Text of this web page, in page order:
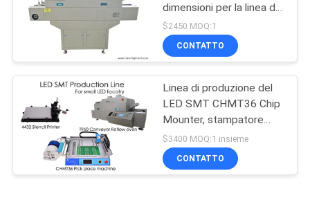
dimensioni per la linea di
produzione SMT BGA
$2450 MOQ:1
CONTATTO
Linea di produzione del
LED SMT CHMT36 Chip
Mounter, stampatore
dello stampino, forno
T960 di riflusso, per la
piccola fabbrica
$3400 MOQ:1 insieme
CONTATTO